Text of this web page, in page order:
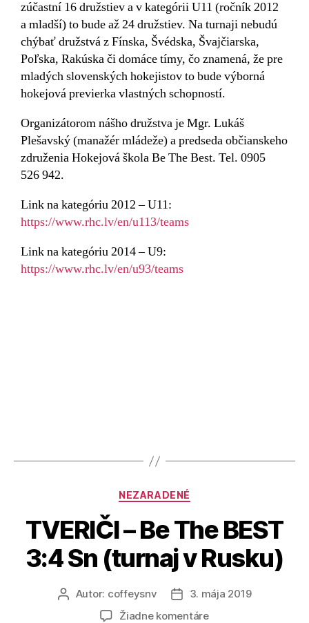
zúčastní 16 družstiev a v kategórii U11 (ročník 2012
a mladší) to bude až 24 družstiev. Na turnaji nebudú
chýbať družstvá z Fínska, Švédska, Švajčiarska,
Poľska, Rakúska či domáce tímy, čo znamená, že pre
mladých slovenských hokejistov to bude výborná
hokejová previerka vlastných schopností.
Organizátorom nášho družstva je Mgr. Lukáš
Plešavský (manažér mládeže) a predseda občianskeho
združenia Hokejová škola Be The Best. Tel. 0905
526 942.
Link na kategóriu 2012 – U11:
https://www.rhc.lv/en/u113/teams
Link na kategóriu 2014 – U9:
https://www.rhc.lv/en/u93/teams
NEZARADENÉ
TVERIČI – Be The BEST
3:4 Sn (turnaj v Rusku)
Autor: coffeysnv
3. mája 2019
Žiadne komentáre